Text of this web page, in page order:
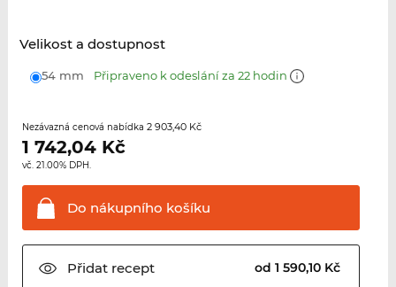
Velikost a dostupnost
54 mm Připraveno k odeslání za 22 hodin
Nezávazná cenová nabídka 2 903,40 Kč
1 742,04Kč
vč. 21.00% DPH.
Do nákupního košíku
Přidatrecept od 1 590,10 Kč